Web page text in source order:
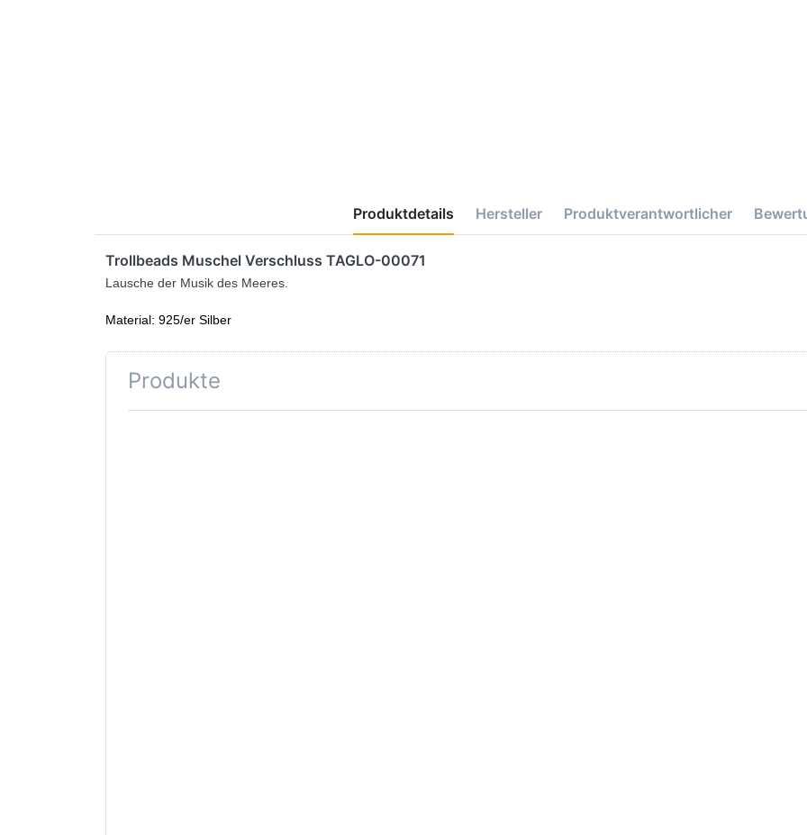
Produktdetails Hersteller Produktverantwortlicher
Trollbeads Muschel Verschluss TAGLO-00071
Lausche der Musik des Meeres.
Material: 925/er Silber
Produkte